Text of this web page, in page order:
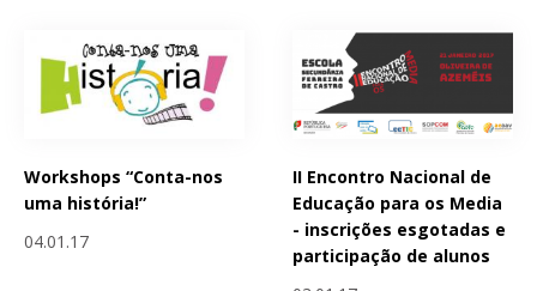
Workshops “Conta-nos
uma história!”
04.01.17
II Encontro Nacional de
Educação para os Media
- inscrições esgotadas e
participação de alunos